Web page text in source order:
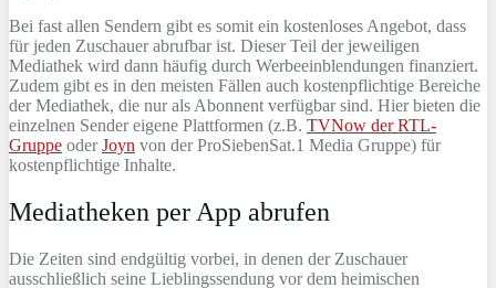
Bei fast allen Sendern gibt es somit ein kostenloses Angebot, dass
für jeden Zuschauer abrufbar ist. Dieser Teil der jeweiligen
Mediathek wird dann häufig durch Werbeeinblendungen finanziert.
Zudem gibt es in den meisten Fällen auch kostenpflichtige Bereiche
der Mediathek, die nur als Abonnent verfügbar sind. Hier bieten die
einzelnen Sender eigene Plattformen (z.B. TVNow der RTL-
Gruppe oderJoyn von der ProSiebenSat.1 Media Gruppe) für
kostenpflichtige Inhalte.
Mediatheken per App abrufen
Die Zeiten sind endgültig vorbei, in denen der Zuschauer
ausschließlich seine Lieblingssendung vor dem heimischen